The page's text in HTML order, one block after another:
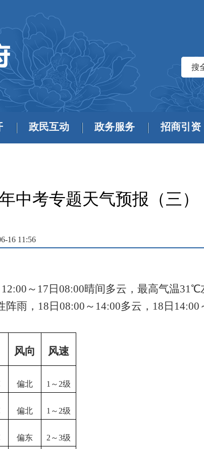
搜
政民互动 政务服务 招商引资
中考专题天气预报（三）
16 11:56
～17日08:00晴间多云，最高气温31℃
雨，18日08:00～14:00多云，18日
风向 风速
偏北 1～2级
偏北 1～2级
偏东 2～3级